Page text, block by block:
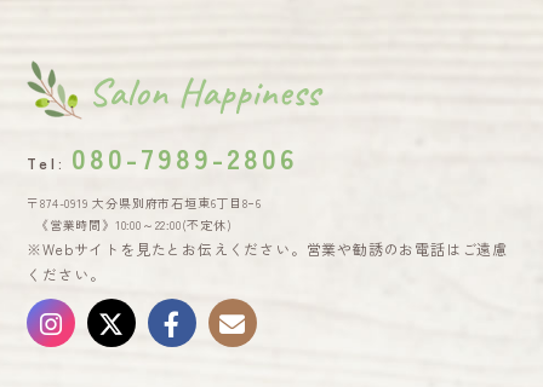
Tel: 080-7989-2806
〒874-0919 大分県別府市石垣東6丁目8ｰ6
《営業時間》10:00～22:00(不定休)
※Webサイトを見たとお伝えください。営業や勧誘のお電話はご遠慮
ください。